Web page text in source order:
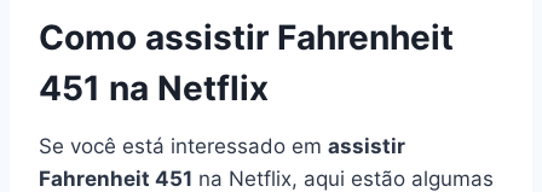
Como assistir Fahrenheit
451 na Netflix
Se você está interessado em assistir
Fahrenheit 451 na Netflix, aqui estão algumas